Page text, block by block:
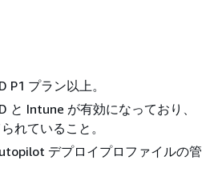
プラン以上。
と Intune が有効になっており、
れていること。
デプロイプロファイルの管